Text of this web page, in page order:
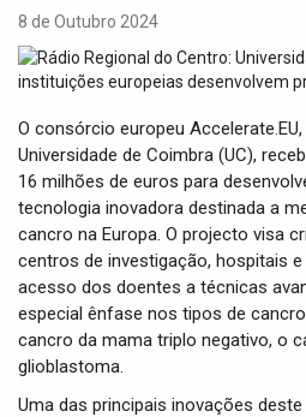
8 de Outubro 2024
O consórcio europeu
Universidade de Coimbra (UC),
16 milhões de euros para
tecnologia inovadora destinada a
cancro na Europa. O projecto visa
centros de investigação, hospitais
acesso dos doentes a técnicas
especial ênfase nos tipos de
cancro da mama triplo negativo, o
glioblastoma.
Uma das principais inovações